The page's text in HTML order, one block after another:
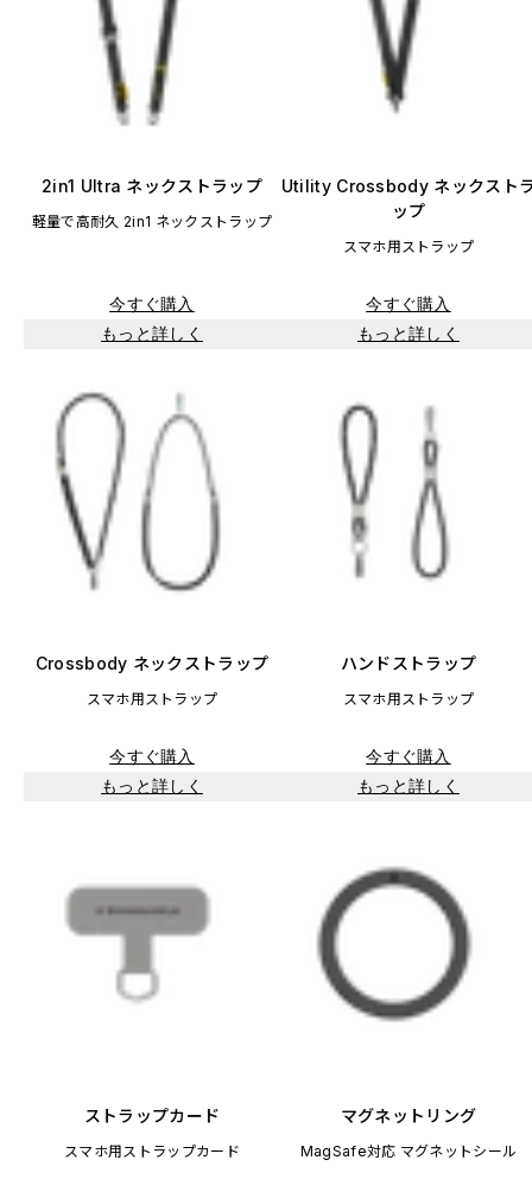
2in1 Ultra ネックストラップ
軽量で高耐久 2in1 ネックストラップ
今すぐ購入
もっと詳しく
Utility Crossbody ネックスト
ップ
スマホ用ストラップ
今すぐ購入
もっと詳しく
Crossbody ネックストラップ
スマホ用ストラップ
今すぐ購入
もっと詳しく
ハンドストラップ
スマホ用ストラップ
今すぐ購入
もっと詳しく
ストラップカード
スマホ用ストラップカード
マグネットリング
MagSafe対応 マグネットシール